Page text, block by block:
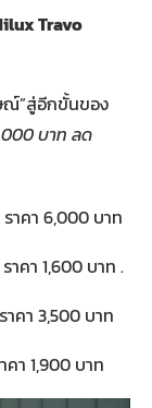
Travo
ณ์”สู่อีกขั้นของ
บาท ลด
6,000 บาท
1,600 บาท .
า 3,500 บาท
บาท